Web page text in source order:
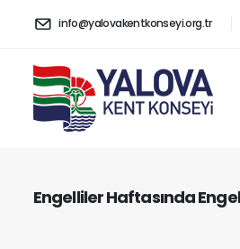
info@yalovakentkonseyi.org.tr
Engelliler Haftasında